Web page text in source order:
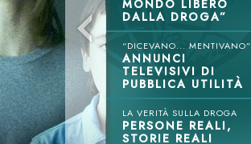
MONDO LIBERO
DALLA DROGA”
“DICEVANO... MENTIVANO”
ANNUNCI
TELEVISIVI DI
PUBBLICA UTILITÀ
LA VERITÀ SULLA DROGA
PERSONE REALI,
STORIE REALI